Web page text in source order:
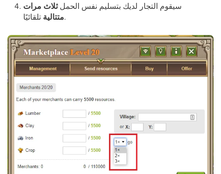
سيقوم التجار لديك بتسليم نفس الحملثلاث مرات
متتاليةتلقائيًا.